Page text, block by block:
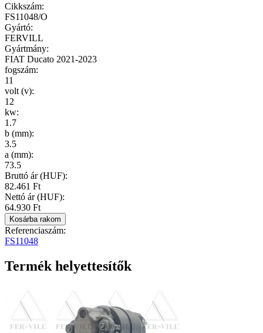
Cikkszám:
FS11048/O
Gyártó:
FERVILL
Gyártmány:
FIAT Ducato 2021-2023
fogszám:
11
volt (v):
12
kw:
1.7
b (mm):
3.5
a (mm):
73.5
Bruttó ár (HUF):
82.461 Ft
Nettó ár (HUF):
64.930 Ft
Referenciaszám:
FS11048
Termék helyettesítők